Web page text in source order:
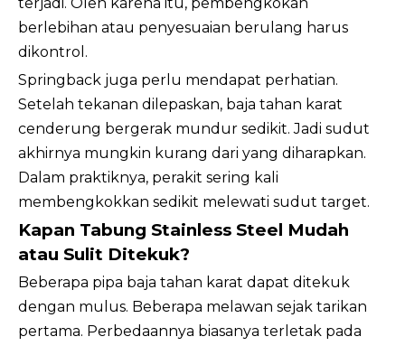
berlebihan atau penyesuaian berulang harus
dikontrol.
Springback juga perlu mendapat perhatian.
Setelah tekanan dilepaskan, baja tahan karat
cenderung bergerak mundur sedikit. Jadi sudut
akhirnya mungkin kurang dari yang diharapkan.
Dalam praktiknya, perakit sering kali
membengkokkan sedikit melewati sudut target.
Kapan Tabung Stainless Steel Mudah
atau Sulit Ditekuk?
Beberapa pipa baja tahan karat dapat ditekuk
dengan mulus. Beberapa melawan sejak tarikan
pertama. Perbedaannya biasanya terletak pada